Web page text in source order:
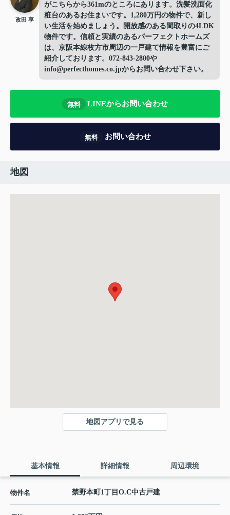
改田 享
がこちらから361mのところにあります。洗髪洗面化
粧台のあるお住まいです。1,280万円の物件で、新し
い生活を始めましょう。開放感のある間取りの4LDK
物件です。信頼と実績のあるパーフェクトホームズ
は、京阪本線枚方市周辺の一戸建て情報を豊富にご
紹介しております。072-843-2800や
info@perfecthomes.co.jpからお問い合わせ下さい。
無料 LINEからお問い合わせ
無料 お問い合わせ
地図
地図アプリで見る
基本情報 詳細情報 周辺環境
物件名 禁野本町1丁目O.C中古戸建